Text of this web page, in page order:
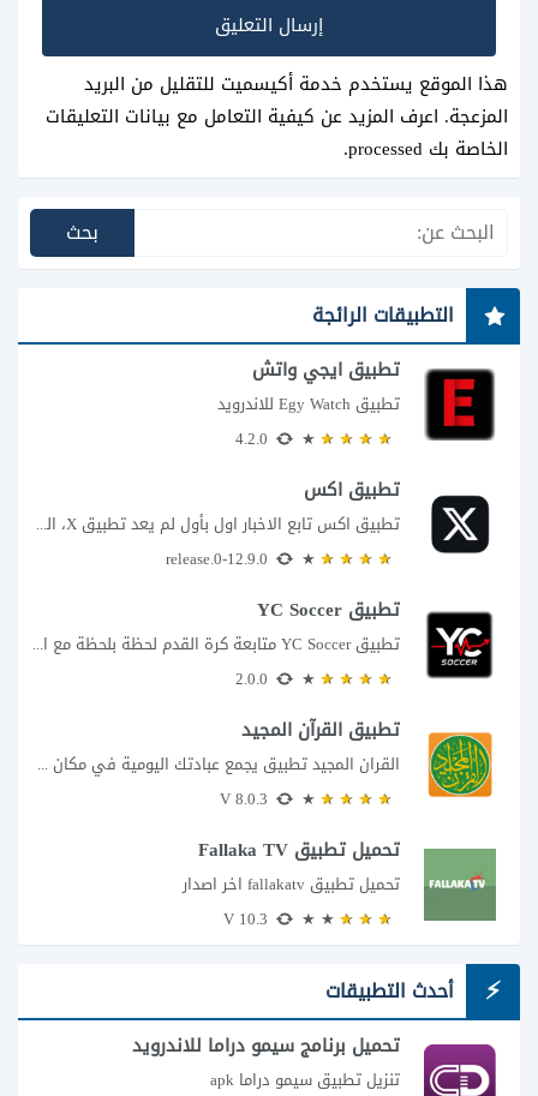
هذا الموقع يستخدم خدمة أكيسميت للتقليل من البريد
المزعجة. اعرف المزيد عن كيفية التعامل مع بيانات التعليقات
الخاصة بك processed
.
التطبيقات الرائجة
تطبيق ايجي واتش
تطبيق Egy Watch للاندرويد
تطبيق اكس
تطبيق اكس تابع الاخبار اول بأول لم يعد تطبيق X، المعروف سابقا باسم تويتر،...
تطبيق YC Soccer
تطبيق YC Soccer متابعة كرة القدم لحظة بلحظة مع اقتراب مباراة مصر والأرجنتين في...
تطبيق القرآن المجيد
القران المجيد تطبيق يجمع عبادتك اليومية في مكان واحد إذا كنت تبحث عن تطبيق...
تحميل تطبيق Fallaka TV
تحميل تطبيق fallakatv اخر اصدار
أحدث التطبيقات
تحميل برنامج سيمو دراما للاندرويد
تنزيل تطبيق سيمو دراما apk